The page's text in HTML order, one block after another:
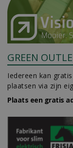
GREEN
Iedereen kan
plaatsen via zijn
Plaats een gratis